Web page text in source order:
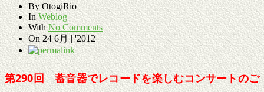
ByOtogiRio
In Weblog
With No Comments
On24 6月 | '2012
第290回 蓄音器でレコードを楽しむコンサートのご